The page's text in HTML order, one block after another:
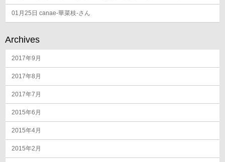
01月25日 canae-華菜枝-さん
Archives
2017年9月
2017年8月
2017年7月
2015年6月
2015年4月
2015年2月